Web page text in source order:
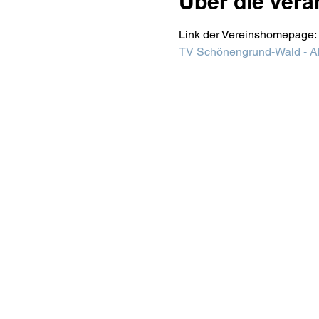
Link der Vereinshomepage:
TV Schönengrund-Wald -